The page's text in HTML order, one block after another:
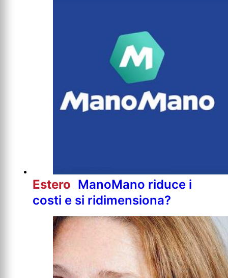
Estero ManoMano riduce i
costi e si ridimensiona?